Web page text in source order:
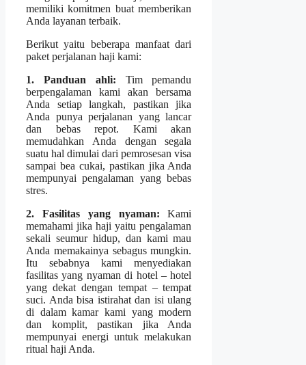
memiliki komitmen buat memberikan
Anda layanan terbaik.
Berikut yaitu beberapa manfaat dari
paket perjalanan haji kami:
1. Panduan ahli: Tim pemandu
berpengalaman kami akan bersama
Anda setiap langkah, pastikan jika
Anda punya perjalanan yang lancar
dan bebas repot. Kami akan
memudahkan Anda dengan segala
suatu hal dimulai dari pemrosesan visa
sampai bea cukai, pastikan jika Anda
mempunyai pengalaman yang bebas
stres.
2. Fasilitas yang nyaman: Kami
memahami jika haji yaitu pengalaman
sekali seumur hidup, dan kami mau
Anda memakainya sebagus mungkin.
Itu sebabnya kami menyediakan
fasilitas yang nyaman di hotel – hotel
yang dekat dengan tempat – tempat
suci. Anda bisa istirahat dan isi ulang
di dalam kamar kami yang modern
dan komplit, pastikan jika Anda
mempunyai energi untuk melakukan
ritual haji Anda.